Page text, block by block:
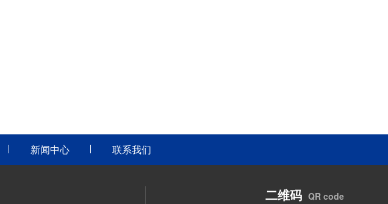
新闻中心 联系我们
二维码 QR code